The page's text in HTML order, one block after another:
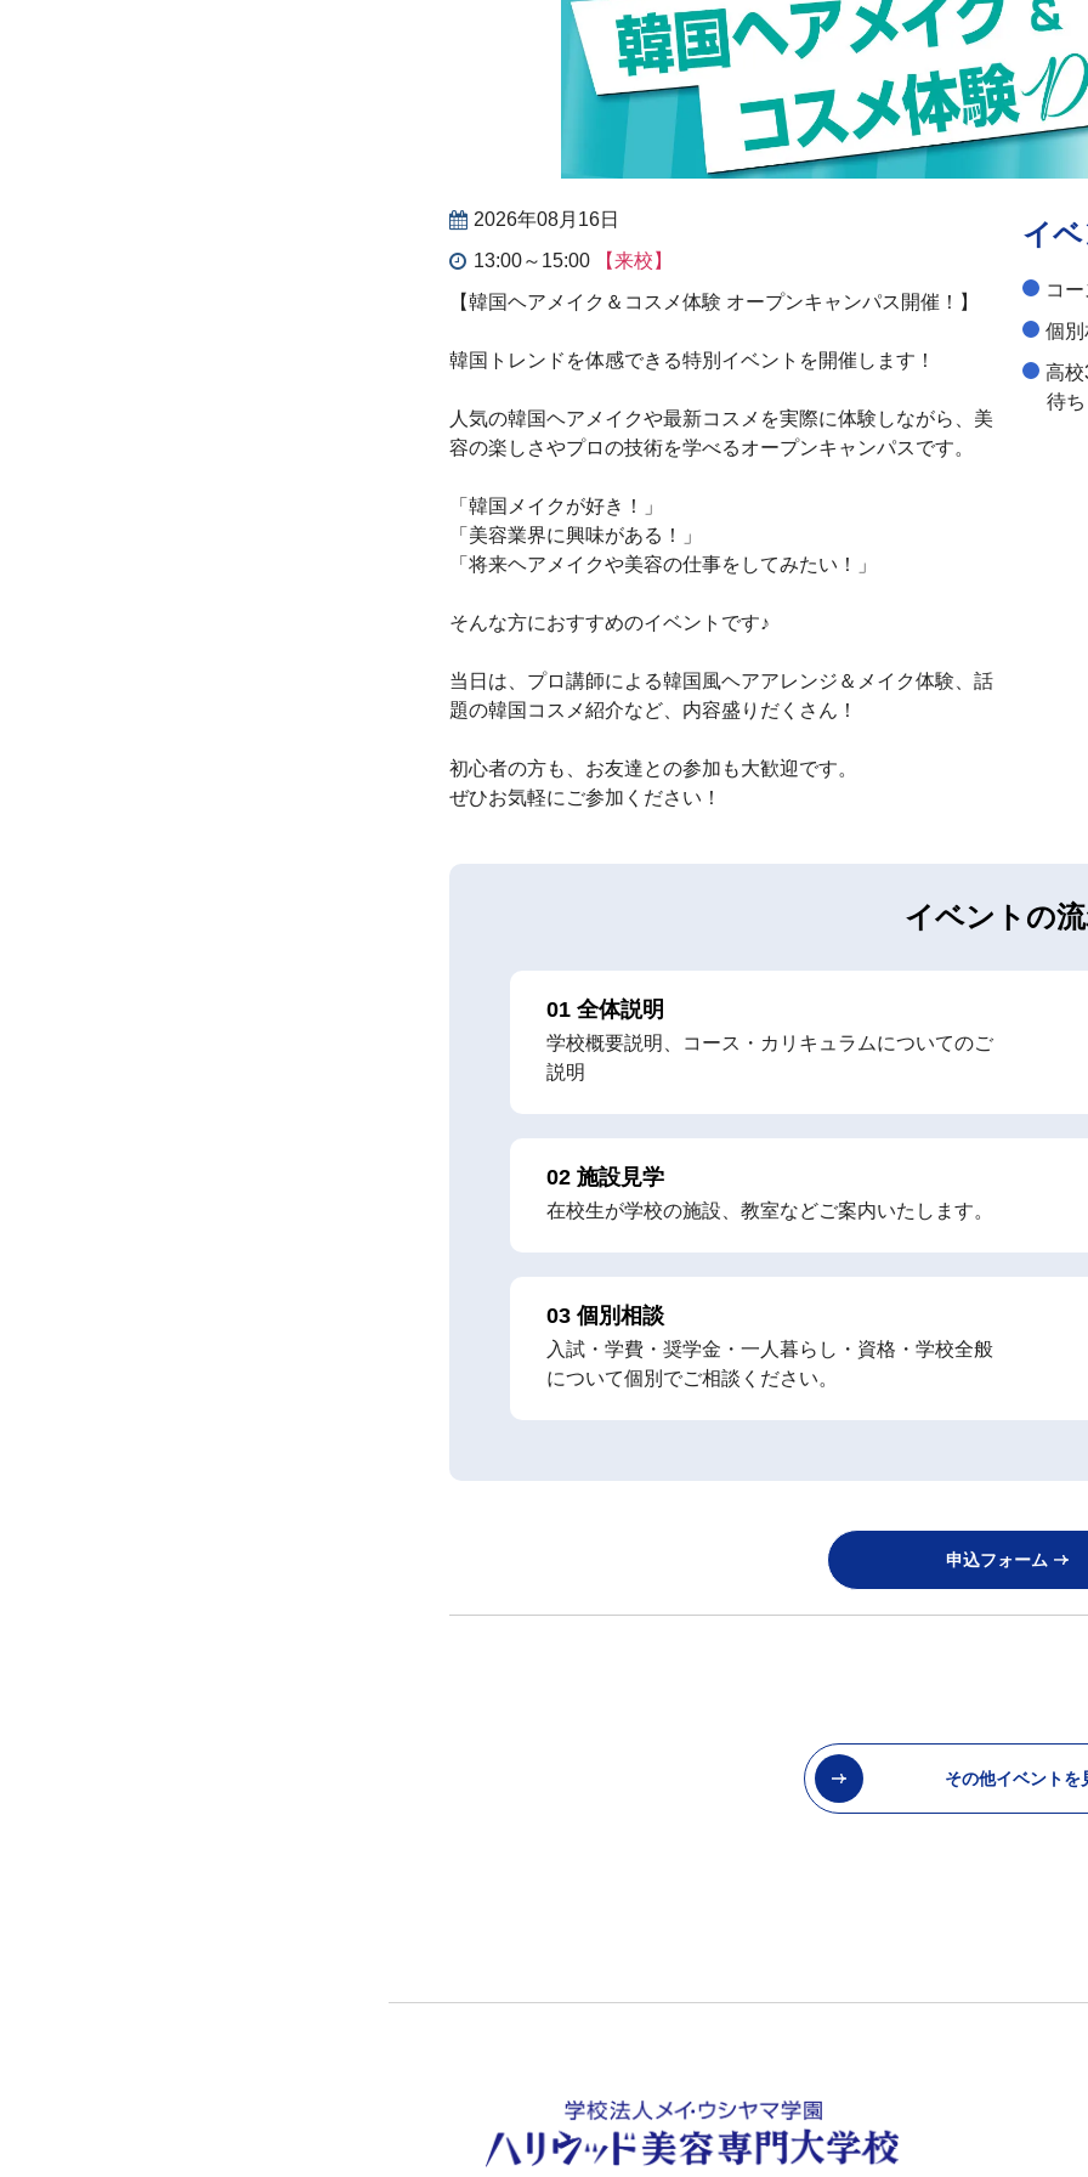
2026年08月16日
13:00～15:00
【来校】
【韓国ヘアメイク＆コスメ体験 オープンキャンパス開催！】
韓国トレンドを体感できる特別イベントを開催します！
人気の韓国ヘアメイクや最新コスメを実際に体験しながら、美
容の楽しさやプロの技術を学べるオープンキャンパスです。
「韓国メイクが好き！」
「美容業界に興味がある！」
「将来ヘアメイクや美容の仕事をしてみたい！」
そんな方におすすめのイベントです♪
当日は、プロ講師による韓国風ヘアアレンジ＆メイク体験、話
題の韓国コスメ紹介など、内容盛りだくさん！
初心者の方も、お友達との参加も大歓迎です。
ぜひお気軽にご参加ください！
イ
コ
個
高
待
イベントの
全体説明
学校概要説明、コース・カリキュラムについてのご
説明
施設見学
在校生が学校の施設、教室などご案内いたします。
個別相談
入試・学費・奨学金・一人暮らし・資格・学校全般
について個別でご相談ください。
申込フォーム
その他イベントを